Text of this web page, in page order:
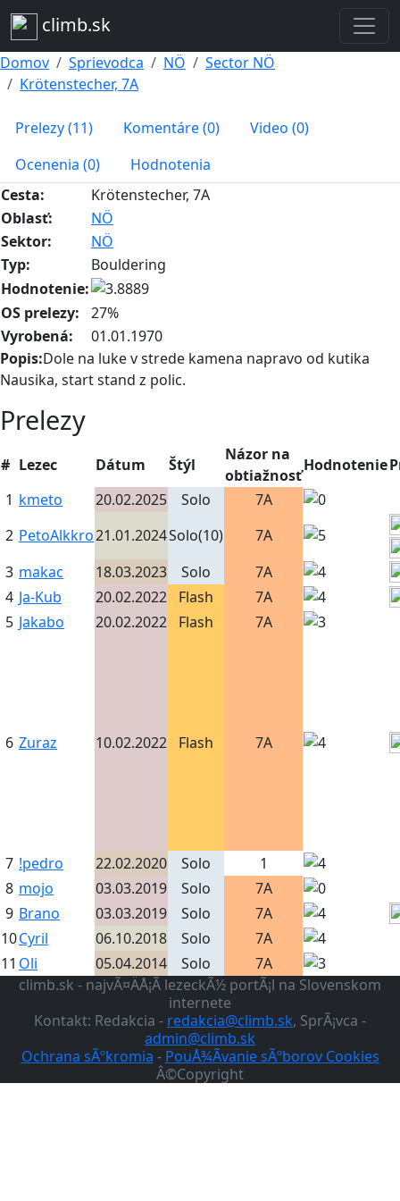
climb.sk
Domov Sprievodca NÖ
Sector NÖ
Krötenstecher, 7A
Prelezy (11) Komentáre (0)
Video (0)
Ocenenia (0)
Hodnotenia
Cesta:
Krötenstecher, 7A
Oblasť:
NÖ
Sektor:
NÖ
Typ:
Bouldering
Hodnotenie:
OS prelezy:
27%
Vyrobená:
01.01.1970
Popis:Dole na luke v strede kamena napravo od kutika
Nausika, start stand z polic.
Prelezy
# Lezec Dátum Štýl
Názor na
obtiažnosť
Hodnotenie
1 kmeto 20.02.2025 Solo
7A
2 PetoAlkkro21.01.2024Solo(10)
7A
3 makac 18.03.2023 Solo
7A
4 Ja-Kub 20.02.2022 Flash
7A
5 Jakabo 20.02.2022 Flash 7A
6 Zuraz 10.02.2022 Flash 7A
7 !pedro 22.02.2020 Solo
1
8 mojo 03.03.2019 Solo
7A
9 Brano 03.03.2019 Solo
7A
10Cyril 06.10.2018 Solo
7A
11 Oli 05.04.2014 Solo
7A
climb.sk - najvÃ¤ÄÅ¡Ã­ lezeckÃ½ portÃ¡l na Slovenskom
internete
Kontakt: Redakcia - redakcia@climb.sk, SprÃ¡vca -
admin@climb.sk
Ochrana sÃºkromia - PouÅ¾Ã­vanie sÃºborov Cookies
Â©Copyright